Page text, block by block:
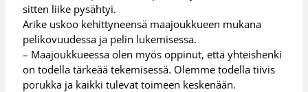
sitten liike pysähtyi.
Arike uskoo kehittyneensä maajoukkueen mukana
pelikovuudessa ja pelin lukemisessa.
– Maajoukkueessa olen myös oppinut, että yhteishenki
on todella tärkeää tekemisessä. Olemme todella tiivis
porukka ja kaikki tulevat toimeen keskenään.